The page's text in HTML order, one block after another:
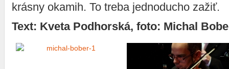
krásny okamih. To treba jednoducho zažiť.
Text: Kveta Podhorská, foto: Michal